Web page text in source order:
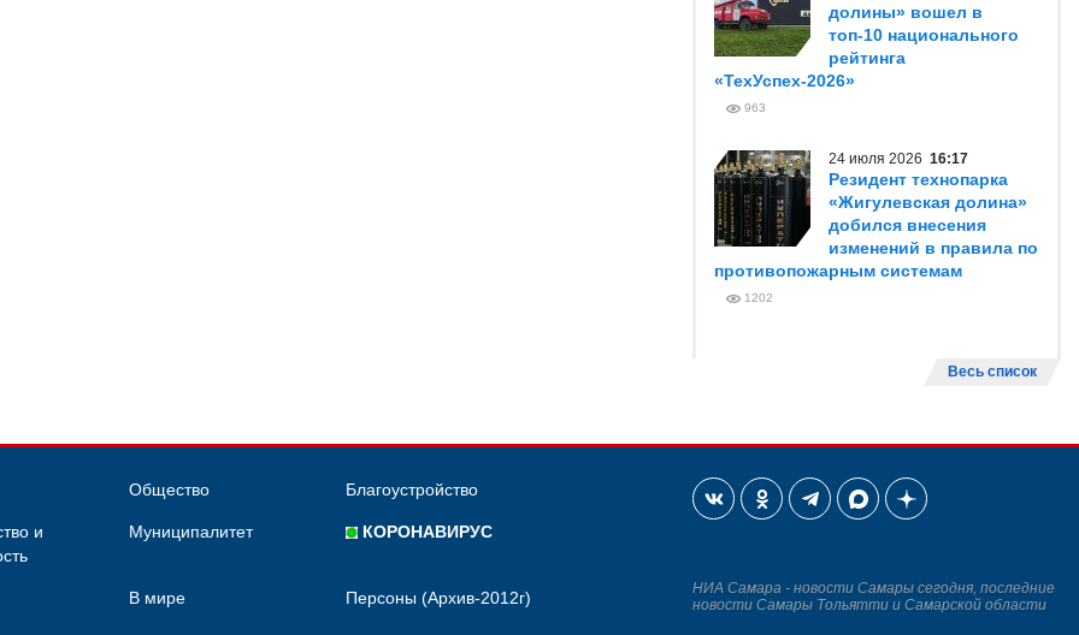
долины» вошел в
топ-10 национального
рейтинга
«ТехУспех-2026»
963
24 июля 2026 16:17
Резидент технопарка
«Жигулевская долина»
добился внесения
изменений в правила по
противопожарным системам
1202
Весь список
Общество Благоустройство
и
Муниципалитет КОРОНАВИРУС
В мире Персоны (Архив-2012г)
НИА Самара - новости Самары сегодня, последние
новости Самары Тольятти и Самарской области